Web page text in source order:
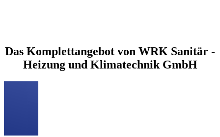
Das Komplettangebot von WRK Sanitär -
Heizung und Klimatechnik GmbH